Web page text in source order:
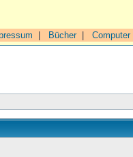
Bücher| Computer